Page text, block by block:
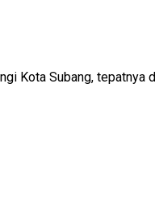
Kota Subang,